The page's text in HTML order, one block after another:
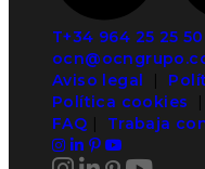
T+34 964 25 25 50
Aviso legal
Política cookies
FAQ
Trabaja